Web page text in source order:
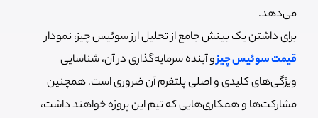
می‌دهد.
برای داشتن یک بینش جامع از تحلیل ارز سوئیس چیز، نمودار
قیمت سوئیس چیزو آینده سرمایه‌گذاری در آن، شناسایی
ویژگی‌های کلیدی و اصلی پلتفرم آن ضروری است. همچنین
مشارکت‌ها و همکاری‌هایی که تیم این پروژه خواهند داشت،